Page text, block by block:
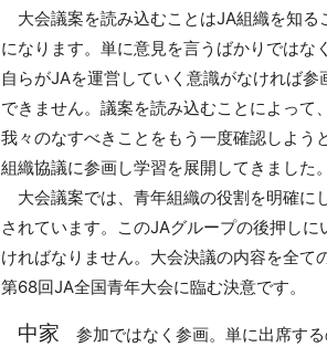
大会議案を読み込むことはJA組織を知る
になります。単に意見を言うばかりではなく
自らがJAを運営していく意識がなければ参
できません。議案を読み込むことによって、
我々のなすべきことをもう一度確認しようと
組織協議に参画し学習を展開してきました。
大会議案では、青年組織の役割を明確に
されています。このJAグループの後押し
ければなりません。大会決議の内容を全て
第68回JA全国青年大会に臨む決意です。
中家 参加ではなく参画。単に出席す